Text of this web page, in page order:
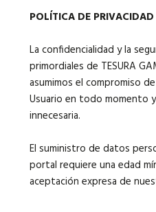
POLÍTICA DE PRIVACIDAD
La confidencialidad y la
primordiales de TESURA
asumimos el compromiso
Usuario en todo momento
innecesaria.
El suministro de datos
portal requiere una edad
aceptación expresa de